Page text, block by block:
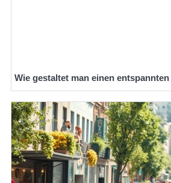
Wie gestaltet man einen